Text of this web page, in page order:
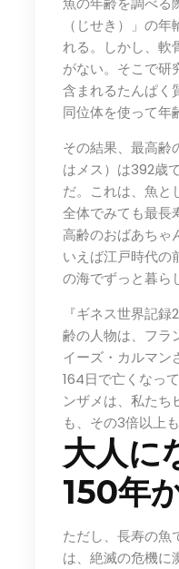
（じせき）」の
れる。しかし、軟
がない。そこで研
含まれるたんぱく
同位体を使って年
その結果、最高齢
はメス）は392歳
だ。これは、魚と
全体でみても最長
高齢のおばあちゃ
いえば江戸時代の
の海でずっと暮ら
『ギネス世界記
齢の人物は、フラ
イーズ・カルマン
164日で亡くなっ
ンザメは、私たち
も、その3倍以上
大人に
150年
ただし、長寿の魚
は、絶滅の危機に